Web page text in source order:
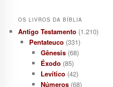
OS LIVROS DA BÍBLIA
Antigo Testamento(1.210)
Pentateuco (331)
Gênesis(68)
Éxodo(85)
Levítico(42)
Números(68)